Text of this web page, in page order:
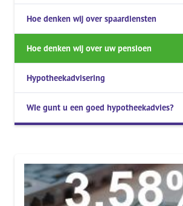
Hoe denken wij over spaardiensten
Hoe denken wij over uw pensioen
Hypotheekadvisering
WIe gunt u een goed hypotheekadvies?